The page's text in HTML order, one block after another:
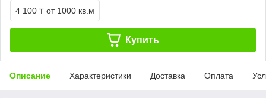
4 100 ₸ от 1000 кв.м
Купить
Описание Характеристики Доставка Оплата